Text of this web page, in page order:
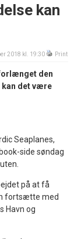
kan
2018 kl. 19:30 Print
den
kan det være
Seaplanes,
side søndag
på at få
fortsætte med
Havn og